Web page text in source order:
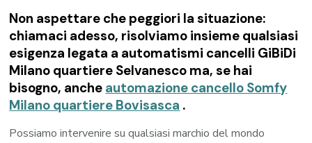
Non aspettare che peggiori la situazione:
chiamaci adesso, risolviamo insieme qualsiasi
esigenza legata a automatismi cancelli GiBiDi
Milano quartiere Selvanesco ma, se hai
bisogno, anche automazione cancello Somfy
Milano quartiere Bovisasca .
Possiamo intervenire su qualsiasi marchio del mondo